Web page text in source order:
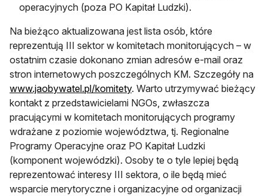
operacyjnych (poza PO Kapitał Ludzki).
Na bieżąco aktualizowana jest lista osób, które
reprezentują III sektor w komitetach monitorujących – w
ostatnim czasie dokonano zmian adresów e-mail oraz
stron internetowych poszczególnych KM. Szczegóły na
www.jaobywatel.pl/komitety. Warto utrzymywać bieżący
kontakt z przedstawicielami NGOs, zwłaszcza
pracującymi w komitetach monitorujących programy
wdrażane z poziomie województwa, tj. Regionalne
Programy Operacyjne oraz PO Kapitał Ludzki
(komponent wojewódzki). Osoby te o tyle lepiej będą
reprezentować interesy III sektora, o ile będą mieć
wsparcie merytoryczne i organizacyjne od organizacji